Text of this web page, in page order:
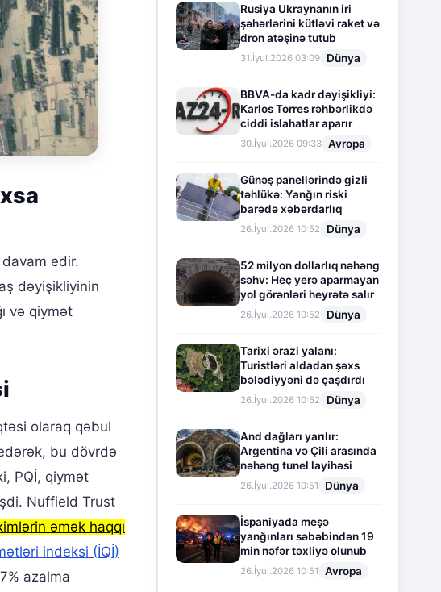
davam edir.
dəyişikliyinin
və qiymət
olaraq qəbul
bu dövrdə
PQİ, qiymət
Nuffield Trust
əmək haqqı
indeksi (İQİ)
azalma
Rusiya Ukraynanın iri
şəhərlərini kütləvi raket və
dron atəşinə tutub
31.İyul.2026 03:09 Dünya
BBVA-da kadr dəyişikliyi:
Karlos Torres rəhbərlikdə
ciddi islahatlar aparır
30.İyul.2026 09:33 Avropa
Günəş panellərində gizli
təhlükə: Yanğın riski
barədə xəbərdarlıq
26.İyul.2026 10:52 Dünya
52 milyon dollarlıq nəhəng
səhv: Heç yerə aparmayan
yol görənləri heyrətə salır
26.İyul.2026 10:52 Dünya
Tarixi ərazi yalanı:
Turistləri aldadan şəxs
bələdiyyəni də çaşdırdı
26.İyul.2026 10:52 Dünya
And dağları yarılır:
Argentina və Çili arasında
nəhəng tunel layihəsi
26.İyul.2026 10:51 Dünya
İspaniyada meşə
yanğınları səbəbindən 19
min nəfər təxliyə olunub
26.İyul.2026 10:51 Avropa